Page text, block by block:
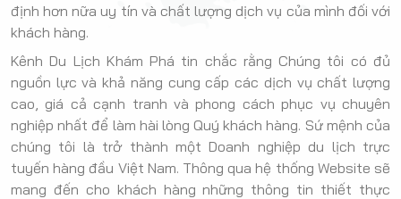
định hơn nữa uy tín và chất lượng dịch vụ của mình đối với
khách hàng.
Kênh Du Lịch Khám Phá tin chắc rằng Chúng tôi có đủ
nguồn lực và khả năng cung cấp các dịch vụ chất lượng
cao, giá cả cạnh tranh và phong cách phục vụ chuyên
nghiệp nhất để làm hài lòng Quý khách hàng. Sứ mệnh của
chúng tôi là trở thành một Doanh nghiệp du lịch trực
tuyến hàng đầu Việt Nam. Thông qua hệ thống Website sẽ
mang đến cho khách hàng những thông tin thiết thực